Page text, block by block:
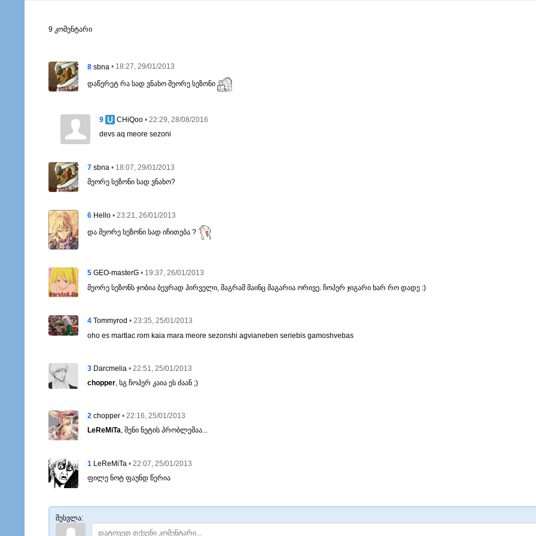
9 კომენტარი
8 sbna • 18:27, 29/01/2013
დაწერეტ რა სად ვნახო მეორე სეზონი
9 CHiQoo • 22:29, 28/08/2016
devs aq meore sezoni
7 sbna • 18:07, 29/01/2013
მეორე სეზონი სად ვნახო?
6 Hello • 23:21, 26/01/2013
და მეორე სეზონი სად იჩითება ?
5 GEO-masterG • 19:37, 26/01/2013
მეორე სეზონს ჯობია ბევრად პირველი, მაგრამ მაინც მაგარია ორივე. ჩოპერ ჯიგარი ხარ რო დადე :)
4 Tommyrod • 23:35, 25/01/2013
oho es martlac rom kaia mara meore sezonshi agvianeben seriebis gamoshvebas
3 Darcmelia • 22:51, 25/01/2013
chopper, სგ ჩოპერ კაია ეს ძაან ;)
2 chopper • 22:16, 25/01/2013
LeReMiTa, შენი ნეტის პრობლემაა...
1 LeReMiTa • 22:07, 25/01/2013
ფილე ნოტ ფაუნდ წერია
შესვლა: